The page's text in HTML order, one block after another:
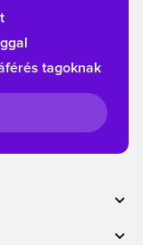
tagoknak